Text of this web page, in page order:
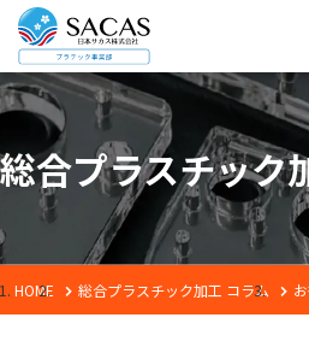
総合プラスチック
HOME 総合プラスチック加工 コラム